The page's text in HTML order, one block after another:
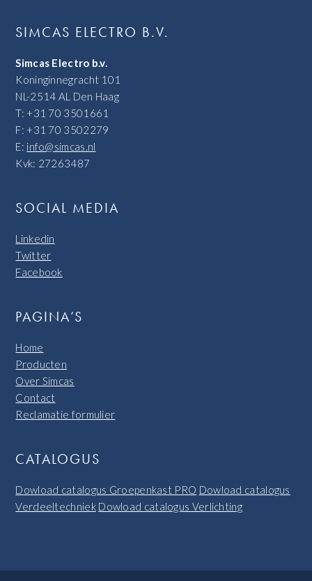
SIMCAS ELECTRO B.V.
Simcas Electro b.v.
Koninginnegracht 101
NL-2514 AL Den Haag
T: +31 70 3501661
F: +31 70 3502279
E: info@simcas.nl
Kvk: 27263487
SOCIAL MEDIA
Linkedin
Twitter
Facebook
PAGINA’S
Home
Producten
Over Simcas
Contact
Reclamatie formulier
CATALOGUS
Dowload catalogus Groepenkast PRO Dowload catalogus
Verdeeltechniek Dowload catalogus Verlichting